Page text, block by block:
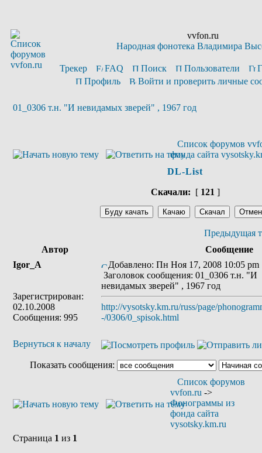
vvfon.ru
Народная фонотека Владимира
Трекер FAQ Поиск Пользователи
Профиль
Войти и проверить личные
01_0306 т.н. "И невидамых зверей" , 1967 год
Список форумов
фонда сайта
DL-List
Скачали: [ 121 ]
Предыдущая
Автор
Сообщение
Igor_A
Зарегистрирован:
02.10.2008
Сообщения: 995
Добавлено: Пн Ноя 17, 2008 10:05 pm
Заголовок сообщения: 01_0306 т.н. "И
невидамых зверей" , 1967 год
http://vysotsky.km.ru/russ/page/
-/0306/0_spisok.html
Вернуться к началу
Показать сообщения:
Список форумов
vvfon.ru ->
Фонограммы из
фонда сайта
vysotsky.km.ru
Страница 1 из 1